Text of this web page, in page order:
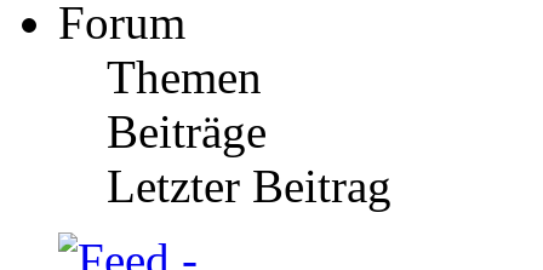
Forum
Themen
Beiträge
Letzter Beitrag